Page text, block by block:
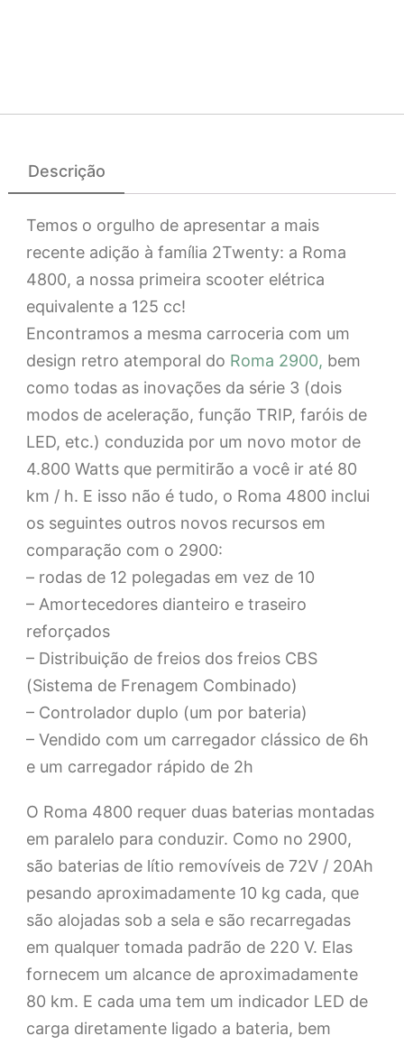
Descrição
Temos o orgulho de apresentar a mais
recente adição à família 2Twenty: a Roma
4800, a nossa primeira scooter elétrica
equivalente a 125 cc!
Encontramos a mesma carroceria com um
design retro atemporal do Roma 2900, bem
como todas as inovações da série 3 (dois
modos de aceleração, função TRIP, faróis de
LED, etc.) conduzida por um novo motor de
4.800 Watts que permitirão a você ir até 80
km / h. E isso não é tudo, o Roma 4800 inclui
os seguintes outros novos recursos em
comparação com o 2900:
– rodas de 12 polegadas em vez de 10
– Amortecedores dianteiro e traseiro
reforçados
– Distribuição de freios dos freios CBS
(Sistema de Frenagem Combinado)
– Controlador duplo (um por bateria)
– Vendido com um carregador clássico de 6h
e um carregador rápido de 2h
O Roma 4800 requer duas baterias montadas
em paralelo para conduzir. Como no 2900,
são baterias de lítio removíveis de 72V / 20Ah
pesando aproximadamente 10 kg cada, que
são alojadas sob a sela e são recarregadas
em qualquer tomada padrão de 220 V. Elas
fornecem um alcance de aproximadamente
80 km. E cada uma tem um indicador LED de
carga diretamente ligado a bateria, bem